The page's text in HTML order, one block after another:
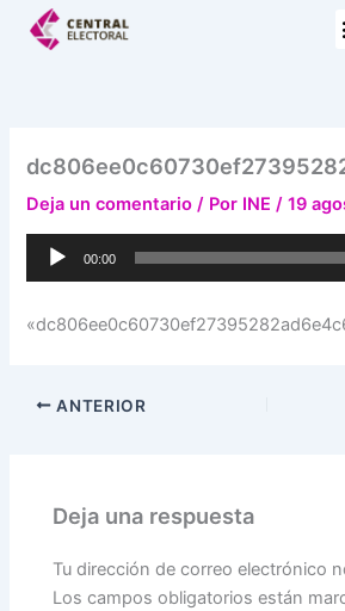
Deja un comentario / Por INE/19
Reproductor
00:00
ANTERIOR
Deja una respuesta
Tu dirección de correo electrónico
Los campos obligatorios están